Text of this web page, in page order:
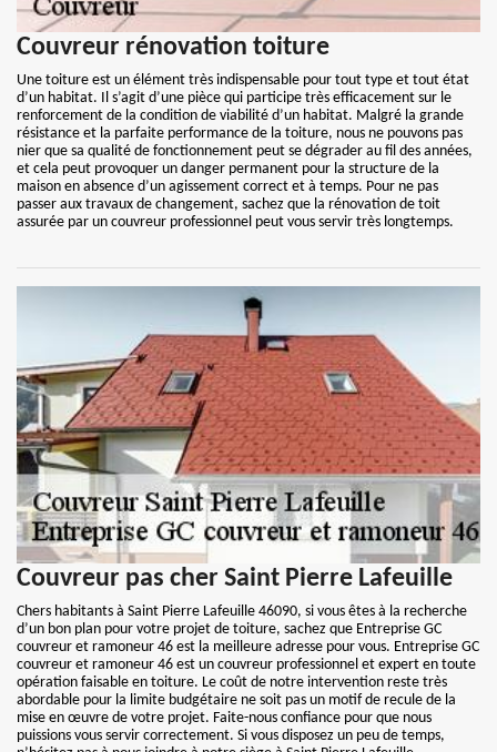
Couvreur rénovation toiture
Une toiture est un élément très indispensable pour tout type et tout état
d’un habitat. Il s’agit d’une pièce qui participe très efficacement sur le
renforcement de la condition de viabilité d’un habitat. Malgré la grande
résistance et la parfaite performance de la toiture, nous ne pouvons pas
nier que sa qualité de fonctionnement peut se dégrader au fil des années,
et cela peut provoquer un danger permanent pour la structure de la
maison en absence d’un agissement correct et à temps. Pour ne pas
passer aux travaux de changement, sachez que la rénovation de toit
assurée par un couvreur professionnel peut vous servir très longtemps.
Couvreur pas cher Saint Pierre Lafeuille
Chers habitants à Saint Pierre Lafeuille 46090, si vous êtes à la recherche
d’un bon plan pour votre projet de toiture, sachez que Entreprise GC
couvreur et ramoneur 46 est la meilleure adresse pour vous. Entreprise GC
couvreur et ramoneur 46 est un couvreur professionnel et expert en toute
opération faisable en toiture. Le coût de notre intervention reste très
abordable pour la limite budgétaire ne soit pas un motif de recule de la
mise en œuvre de votre projet. Faite-nous confiance pour que nous
puissions vous servir correctement. Si vous disposez un peu de temps,